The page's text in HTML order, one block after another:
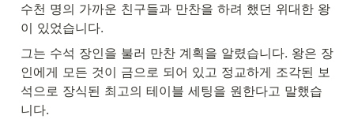
수천 명의 가까운 친구들과 만찬을 하려 했던 위대한 왕
이 있었습니다.
그는 수석 장인을 불러 만찬 계획을 알렸습니다. 왕은 장
인에게 모든 것이 금으로 되어 있고 정교하게 조각된 보
석으로 장식된 최고의 테이블 세팅을 원한다고 말했습
니다.